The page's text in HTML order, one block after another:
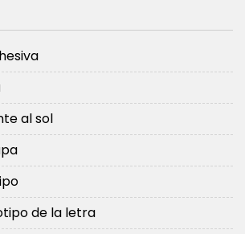
al sol
de la letra